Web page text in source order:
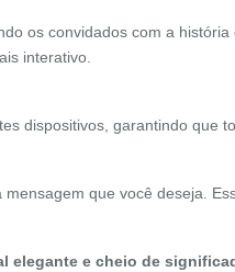
os convidados com a
interativo.
dispositivos, garantindo que
que você deseja.
elegante e cheio de